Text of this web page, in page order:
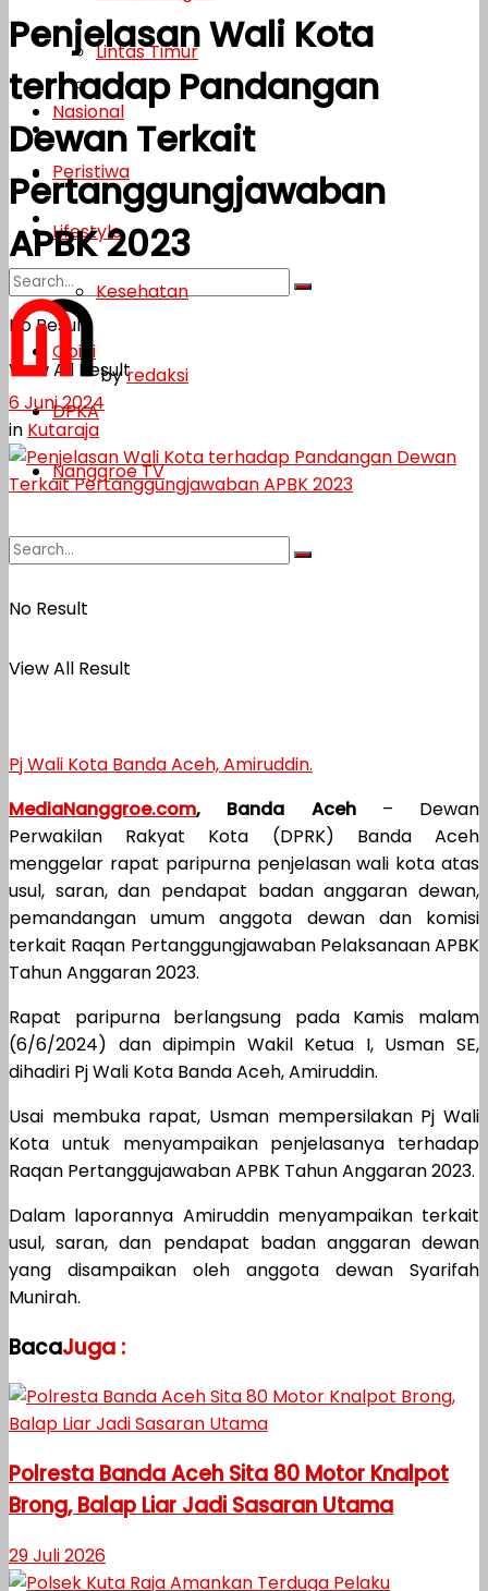
Lifestyle
Kesehatan
Opini
DPKA
Nanggroe TV
No Result
View All Result
Lintas Timur
Nasional
Peristiwa
Lifestyle
Kesehatan
Opini
DPKA
Nanggroe TV
No Result
View All Result
Penjelasan Wali Kota
terhadap Pandangan
Dewan Terkait
Pertanggungjawaban
APBK 2023
byredaksi
6 Juni 2024
in Kutaraja
Pj Wali Kota Banda Aceh, Amiruddin.
MediaNanggroe.com, Banda Aceh– Dewan
Perwakilan Rakyat Kota (DPRK) Banda Aceh
menggelar rapat paripurna penjelasan wali kota atas
usul, saran, dan pendapat badan anggaran dewan,
pemandangan umum anggota dewan dan komisi
terkait Raqan Pertanggungjawaban Pelaksanaan APBK
Tahun Anggaran 2023.
Rapat paripurna berlangsung pada Kamis malam
(6/6/2024) dan dipimpin Wakil Ketua I, Usman SE,
dihadiri Pj Wali Kota Banda Aceh, Amiruddin.
Usai membuka rapat, Usman mempersilakan Pj Wali
Kota untuk menyampaikan penjelasanya terhadap
Raqan Pertanggujawaban APBK Tahun Anggaran 2023.
Dalam laporannya Amiruddin menyampaikan terkait
usul, saran, dan pendapat badan anggaran dewan
yang disampaikan oleh anggota dewan Syarifah
Munirah.
BacaJuga :
Polresta Banda Aceh Sita 80 Motor Knalpot
Brong, Balap Liar Jadi Sasaran Utama
29 Juli 2026